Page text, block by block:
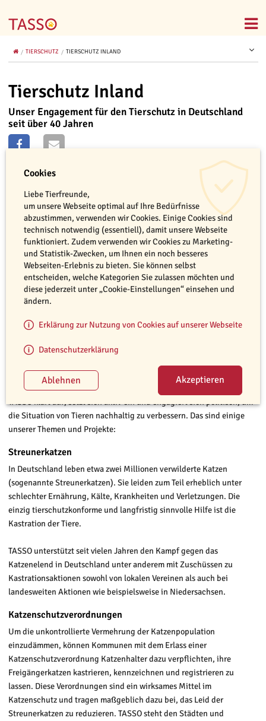
TIERSCHUTZ TIERSCHUTZ INLAND
Tierschutz Inland
Unser Engagement für den Tierschutz in Deutschland
seit über 40 Jahren
Das Wohl der Tiere liegt in unseren Händen.
TASSO klärt auf, setzt sich aktiv ein und engagiert sich politisch, um
die Situation von Tieren nachhaltig zu verbessern. Das sind einige
unserer Themen und Projekte:
Streunerkatzen
In Deutschland leben etwa zwei Millionen verwilderte Katzen
(sogenannte Streunerkatzen). Sie leiden zum Teil erheblich unter
schlechter Ernährung, Kälte, Krankheiten und Verletzungen. Die
einzig tierschutzkonforme und langfristig sinnvolle Hilfe ist die
Kastration der Tiere.
TASSO unterstützt seit vielen Jahren den Kampf gegen das
Katzenelend in Deutschland unter anderem mit Zuschüssen zu
Kastrationsaktionen sowohl von lokalen Vereinen als auch bei
landesweiten Aktionen wie beispielsweise in Niedersachsen.
Katzenschutzverordnungen
Um die unkontrollierte Vermehrung der Katzenpopulation
einzudämmen, können Kommunen mit dem Erlass einer
Katzenschutzverordnung Katzenhalter dazu verpflichten, ihre
Freigängerkatzen kastrieren, kennzeichnen und registrieren zu
lassen. Diese Verordnungen sind ein wirksames Mittel im
Katzenschutz und tragen maßgeblich dazu bei, das Leid der
Streunerkatzen zu reduzieren. TASSO steht den Städten und
Cookies
Liebe Tierfreunde,
um unsere Webseite optimal auf Ihre Bedürfnisse
abzustimmen, verwenden wir Cookies. Einige Cookies sind
technisch notwendig (essentiell), damit unsere Webseite
funktioniert. Zudem verwenden wir Cookies zu Marketing-
und Statistik-Zwecken, um Ihnen ein noch besseres
Webseiten-Erlebnis zu bieten. Sie können selbst
entscheiden, welche Kategorien Sie zulassen möchten und
diese jederzeit unter „Cookie-Einstellungen“ einsehen und
ändern.
Erklärung zur Nutzung von Cookies auf unserer Webseite
Datenschutzerklärung